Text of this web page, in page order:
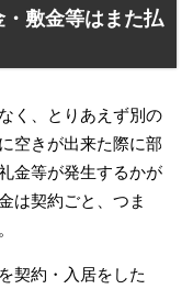
敷金等はまた払
く、とりあえず別の
空きが出来た際に部
金等が発生するかが
は契約ごと、つま
契約・入居をした